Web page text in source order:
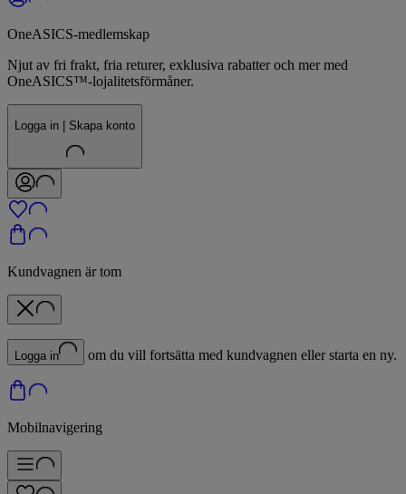
OneASICS-medlemskap
Njut av fri frakt, fria returer, exklusiva rabatter och mer med
OneASICS™-lojalitetsförmåner.
Logga in | Skapa konto
Kundvagnen är tom
Logga in om du vill fortsätta med kundvagnen eller starta en ny.
Mobilnavigering